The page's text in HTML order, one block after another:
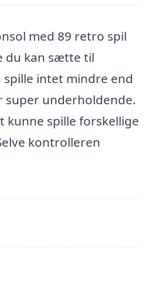
med 89 retro spil
du kan sætte til
intet mindre end
super underholdende.
kunne spille forskellige
kontrolleren